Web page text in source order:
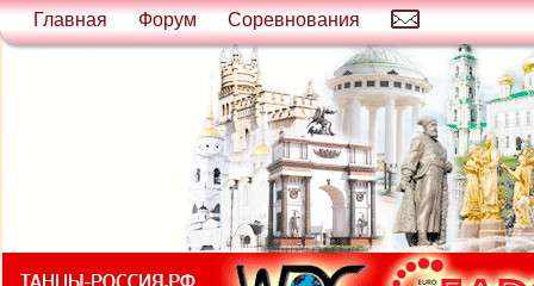
Главная Форум Соревнования